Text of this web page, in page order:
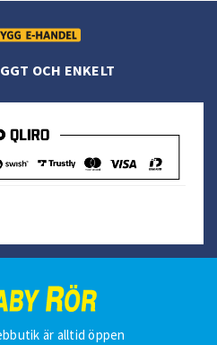
OCH ENKELT
är alltid öppen